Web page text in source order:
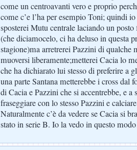
come un centroavanti vero e proprio
come c’e l’ha per esempio Toni; quindi
sposterei Mutu centrale laciando un
(che diciamocelo, ci ha deluso in questa
stagione)ma arretrerei Pazzini di qualche
muoversi liberamente;metterei Cacia lo
che ha dichiarato lui stesso di preferire a
una parte Santana metterebbe i cross dal
di Cacia e Pazzini che si accentrebbe, e a
fraseggiare con lo stesso Pazzini e
Naturalmente c’è da vedere se Cacia si
stato in serie B. Io la vedo in questo